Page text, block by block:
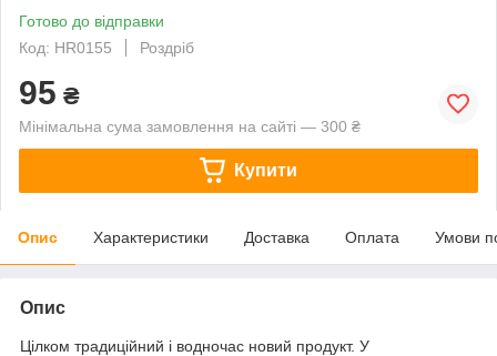
Готово до відправки
Код: HR0155
Роздріб
95 ₴
Мінімальна сума замовлення на сайті — 300 ₴
Купити
Опис Характеристики Доставка Оплата Умови
Опис
Цілком традиційний і водночас новий продукт. У